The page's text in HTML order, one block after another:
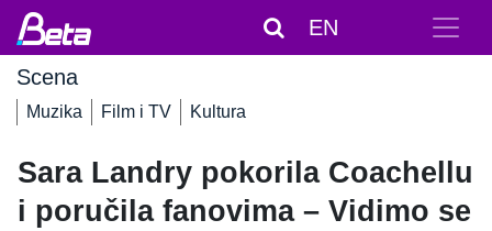
EN
Scena
Muzika Film i TV Kultura
Sara Landry pokorila Coachellu
i poručila fanovima – Vidimo se